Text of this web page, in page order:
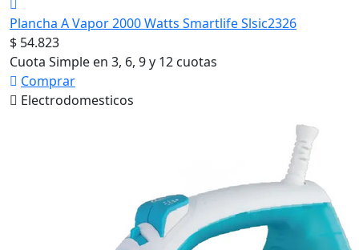
Plancha A Vapor 2000 Watts Smartlife Slsic2326
$ 54.823
Cuota Simple en 3, 6, 9 y 12 cuotas
Comprar
Electrodomesticos